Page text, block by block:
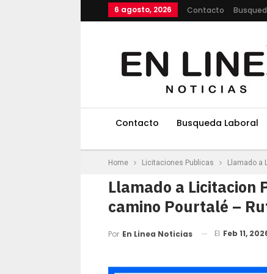
6 agosto, 2026 Contacto
Contacto Busqueda Laboral
Home Licitaciones Publicas Llamado a
Llamado a Licitacion
camino Pourtalé –
Por En Linea Noticias El Feb 11,